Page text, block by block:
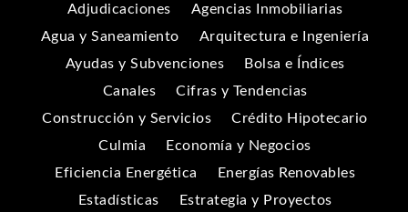
Adjudicaciones
Agencias Inmobiliarias
Agua y Saneamiento
Arquitectura e Ingeniería
Ayudas y Subvenciones
Bolsa e Índices
Canales
Cifras y Tendencias
Construcción y Servicios
Crédito Hipotecario
Culmia
Economía y Negocios
Eficiencia Energética
Energías Renovables
Estadísticas
Estrategia y Proyectos